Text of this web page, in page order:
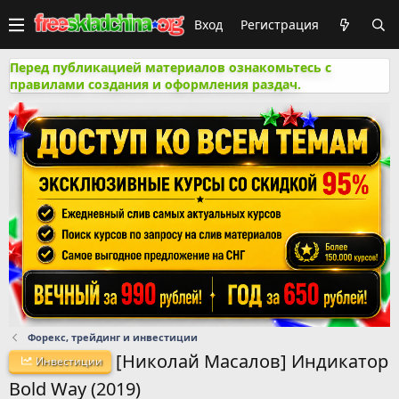
Вход Регистрация
Перед публикацией материалов ознакомьтесь с
правилами создания и оформления раздач.
Форекс, трейдинг и инвестиции
Инвестиции
[Николай Масалов] Индикатор
Bold Way (2019)